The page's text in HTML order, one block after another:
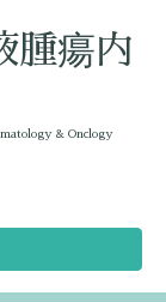
腫瘍内
& Onclogy